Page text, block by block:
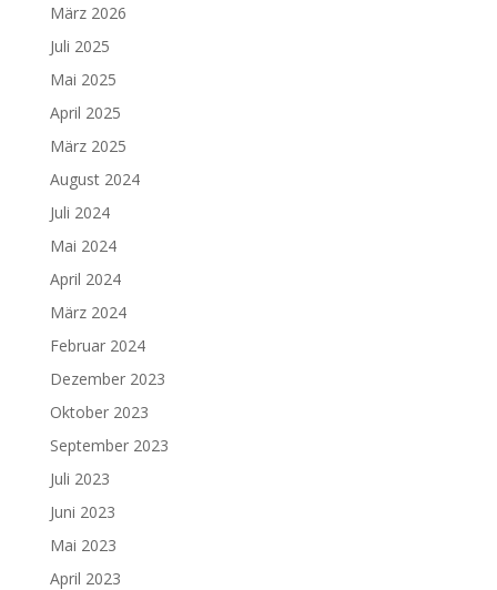
März 2026
Juli 2025
Mai 2025
April 2025
März 2025
August 2024
Juli 2024
Mai 2024
April 2024
März 2024
Februar 2024
Dezember 2023
Oktober 2023
September 2023
Juli 2023
Juni 2023
Mai 2023
April 2023